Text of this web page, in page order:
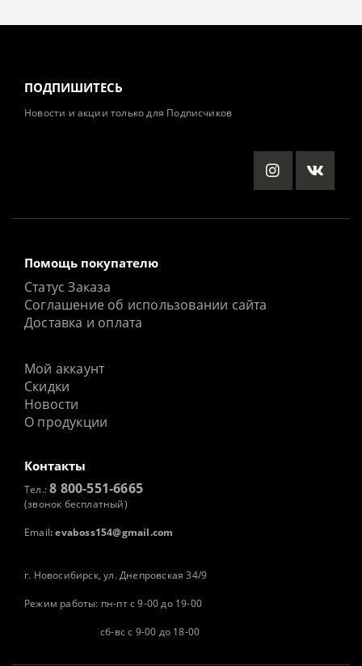
ПОДПИШИТЕСЬ
Новости и акции только для Подписчиков
Помощь покупателю
Статус Заказа
Соглашение об использовании сайта
Доставка и оплата
Мой аккаунт
Скидки
Новости
О продукции
Контакты
Тел.:8 800-551-6665
(звонок бесплатный)
Email: evaboss154@gmail.com
г. Новосибирск, ул. Днепровская 34/9
Режим работы: пн-пт с 9-00 до 19-00
сб-вс с 9-00 до 18-00